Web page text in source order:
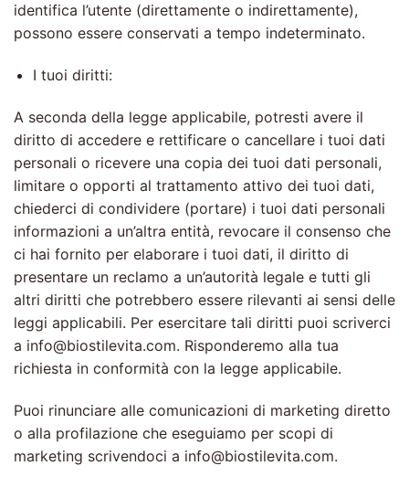
identifica l’utente (direttamente o indirettamente),
possono essere conservati a tempo indeterminato.
I tuoi diritti:
A seconda della legge applicabile, potresti avere il
diritto di accedere e rettificare o cancellare i tuoi dati
personali o ricevere una copia dei tuoi dati personali,
limitare o opporti al trattamento attivo dei tuoi dati,
chiederci di condividere (portare) i tuoi dati personali
informazioni a un’altra entità, revocare il consenso che
ci hai fornito per elaborare i tuoi dati, il diritto di
presentare un reclamo a un’autorità legale e tutti gli
altri diritti che potrebbero essere rilevanti ai sensi delle
leggi applicabili. Per esercitare tali diritti puoi scriverci
a info@biostilevita.com. Risponderemo alla tua
richiesta in conformità con la legge applicabile.
Puoi rinunciare alle comunicazioni di marketing diretto
o alla profilazione che eseguiamo per scopi di
marketing scrivendoci a info@biostilevita.com.